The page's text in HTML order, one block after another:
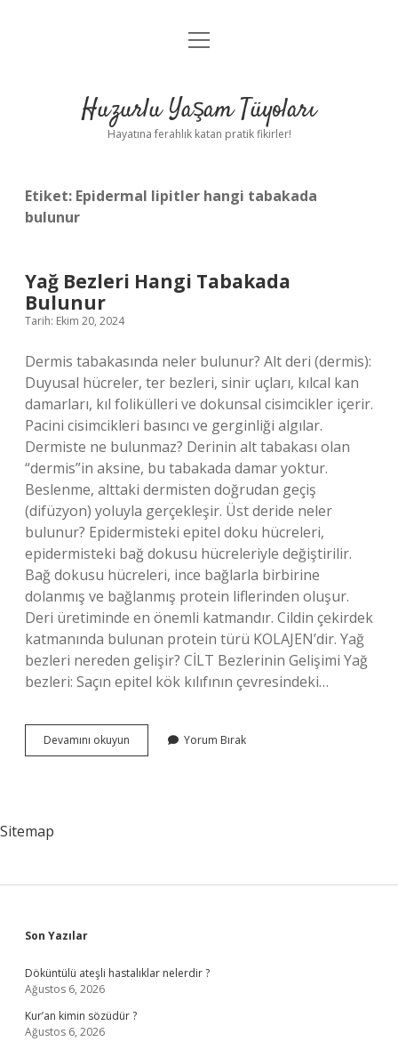
Anasayfa
Yasal Uyarı
menüyü
Huzurlu Yaşam Tüyoları
Hayatına ferahlık katan pratik fikirler!
Etiket: Epidermal lipitler hangi tabakada
bulunur
Yağ Bezleri Hangi Tabakada
Bulunur
Tarih: Ekim 20, 2024
Dermis tabakasında neler bulunur? Alt deri (dermis):
Duyusal hücreler, ter bezleri, sinir uçları, kılcal kan
damarları, kıl folikülleri ve dokunsal cisimcikler içerir.
Pacini cisimcikleri basıncı ve gerginliği algılar.
Dermiste ne bulunmaz? Derinin alt tabakası olan
“dermis”in aksine, bu tabakada damar yoktur.
Beslenme, alttaki dermisten doğrudan geçiş
(difüzyon) yoluyla gerçekleşir. Üst deride neler
bulunur? Epidermisteki epitel doku hücreleri,
epidermisteki bağ dokusu hücreleriyle değiştirilir.
Bağ dokusu hücreleri, ince bağlarla birbirine
dolanmış ve bağlanmış protein liflerinden oluşur.
Deri üretiminde en önemli katmandır. Cildin çekirdek
katmanında bulunan protein türü KOLAJEN’dir. Yağ
bezleri nereden gelişir? CİLT Bezlerinin Gelişimi Yağ
bezleri: Saçın epitel kök kılıfının çevresindeki…
Devamını okuyun
Bezleri
Yorum Bırak
Sitemap
Sidebar
Son Yazılar
Döküntülü ateşli hastalıklar nelerdir ?
Ağustos 6, 2026
Kur’an kimin sözüdür ?
Ağustos 6, 2026